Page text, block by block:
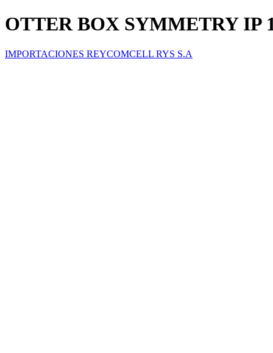
OTTER BOX SYMMETRY IP
IMPORTACIONES REYCOMCELL RYS S.A